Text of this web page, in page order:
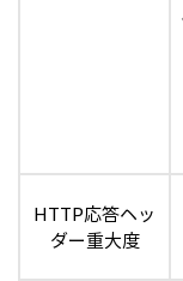
HTTP応答ヘッ
ダー重大度